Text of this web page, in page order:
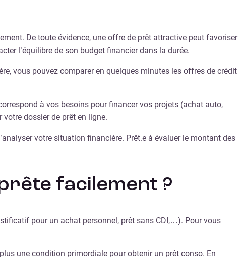
De toute évidence, une offre de prêt attractive peut favoriser
l’équilibre de son budget financier dans la durée.
vous pouvez comparer en quelques minutes les offres de crédit
à vos besoins pour financer vos projets (achat auto,
dossier de prêt en ligne.
votre situation financière. Prêt.e à évaluer le montant des
facilement ?
pour un achat personnel, prêt sans CDI,…). Pour vous
une condition primordiale pour obtenir un prêt conso. En